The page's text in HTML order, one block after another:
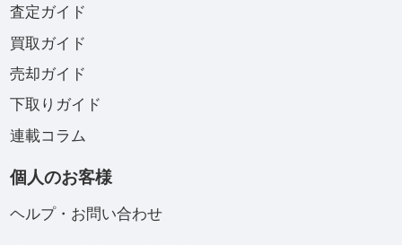
査定ガイド
買取ガイド
売却ガイド
下取りガイド
連載コラム
個人のお客様
ヘルプ・お問い合わせ